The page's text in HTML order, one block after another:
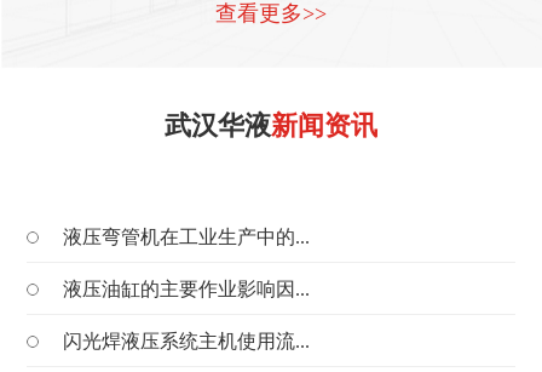
查看更多>>
武汉华液新闻资讯
液压弯管机在工业生产中的...
液压油缸的主要作业影响因...
闪光焊液压系统主机使用流...